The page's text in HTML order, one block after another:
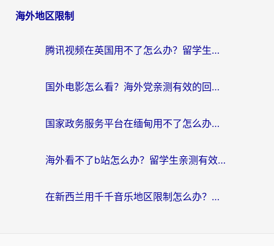
海外地区限制
腾讯视频在英国用不了怎么办？留学生亲测有效的回国加速器指南
国外电影怎么看？海外党亲测有效的回国加速器选择指南
国家政务服务平台在缅甸用不了怎么办？海外华人必看的回国加速全攻略
海外看不了b站怎么办？留学生亲测有效的回国加速器选择攻略，解决豆瓣音乐、美团外卖难题
在新西兰用千千音乐地区限制怎么办？海外华人必备的回国加速解决方案